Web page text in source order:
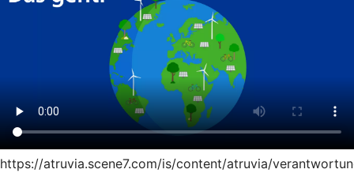
https://atruvia.scene7.com/is/content/atruvia/